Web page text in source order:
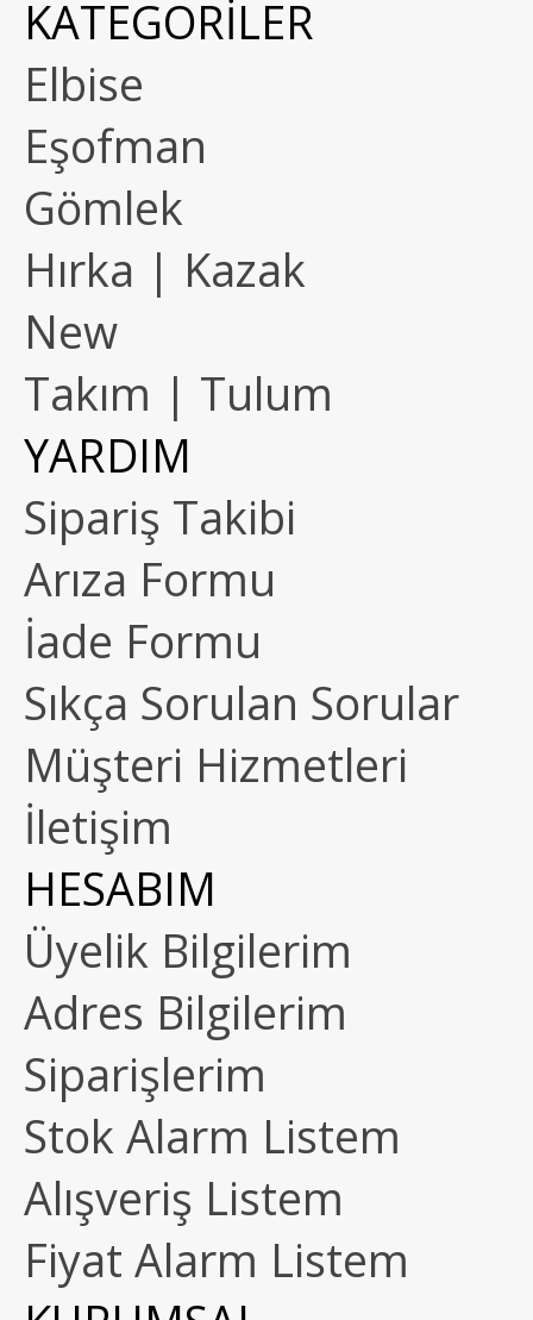
KATEGORİLER
Elbise
Eşofman
Gömlek
Hırka | Kazak
New
Takım | Tulum
YARDIM
Sipariş Takibi
Arıza Formu
İade Formu
Sıkça Sorulan Sorular
Müşteri Hizmetleri
İletişim
HESABIM
Üyelik Bilgilerim
Adres Bilgilerim
Siparişlerim
Stok Alarm Listem
Alışveriş Listem
Fiyat Alarm Listem